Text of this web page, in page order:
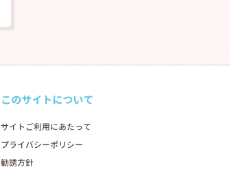
このサイトについて
サイトご利用にあたって
プライバシーポリシー
勧誘方針